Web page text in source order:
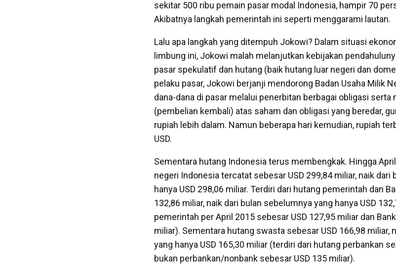
sekitar 500 ribu pemain pasar modal Indonesia, hampir 70
Akibatnya langkah pemerintah ini seperti menggarami lautan.
Lalu apa langkah yang ditempuh Jokowi? Dalam situasi
limbung ini, Jokowi malah melanjutkan kebijakan
pasar spekulatif dan hutang (baik hutang luar negeri dan
pelaku pasar, Jokowi berjanji mendorong Badan Usaha Milik
dana-dana di pasar melalui penerbitan berbagai obligasi serta
(pembelian kembali) atas saham dan obligasi yang beredar,
rupiah lebih dalam. Namun beberapa hari kemudian, rupiah
USD.
Sementara hutang Indonesia terus membengkak. Hingga
negeri Indonesia tercatat sebesar USD 299,84 miliar, naik dari
hanya USD 298,06 miliar. Terdiri dari hutang pemerintah dan
132,86 miliar, naik dari bulan sebelumnya yang hanya USD
pemerintah per April 2015 sebesar USD 127,95 miliar dan
miliar). Sementara hutang swasta sebesar USD 166,98 miliar,
yang hanya USD 165,30 miliar (terdiri dari hutang perbankan
bukan perbankan/nonbank sebesar USD 135 miliar).